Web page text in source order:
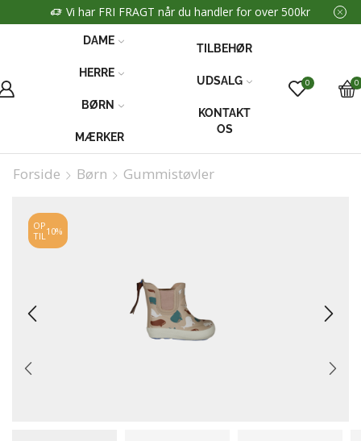
Vi har FRI FRAGT når du handler for over 500kr
DAME
HERRE
BØRN
MÆRKER
TILBEHØR
UDSALG
KONTAKT
OS
0 0
Forside Børn Gummistøvler
OP
TIL10%